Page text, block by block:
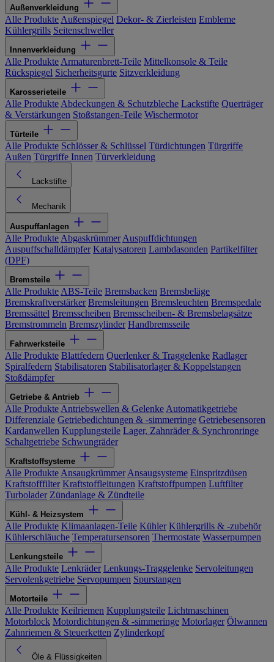
Außenverkleidung
Alle Produkte Außenspiegel Dekor- & Zierleisten Embleme
Kühlergrills Seitenschweller
Innenverkleidung
Alle Produkte Armaturenbrett-Teile Mittelkonsole & Teile
Rückspiegel Sicherheitsgurte Sitzverkleidung
Karosserieteile
Alle Produkte Abdeckungen & Schutzbleche Lackstifte Querträger
& Verstärkungen Stoßstangen-Teile Wischermotor
Türteile
Alle Produkte Schlösser & Schlüssel Türdichtungen Türgriffe
Außen Türgriffe Innen Türverkleidung
Lackstifte
Mechanik
Auspuffanlagen
Alle Produkte Abgaskrümmer Auspuffdichtungen
Auspuffschalldämpfer Katalysatoren Lambdasonden Partikelfilter
(DPF)
Bremsteile
Alle Produkte ABS-Teile Bremsbacken Bremsbeläge
Bremskraftverstärker Bremsleitungen Bremsleuchten Bremspedale
Bremssättel Bremsscheiben Bremsscheiben- & Bremsbelagsätze
Bremstrommeln Bremszylinder Handbremsseile
Fahrwerksteile
Alle Produkte Blattfedern Querlenker & Traggelenke Radlager
Spiralfedern Stabilisatoren Stabilisatorlager & Koppelstangen
Stoßdämpfer
Getriebe & Antrieb
Alle Produkte Antriebswellen & Gelenke Automatikgetriebe
Differenziale Getriebedichtungen & -simmerringe Getriebesensoren
Kardanwellen Kupplungsteile Lager, Zahnräder & Synchronringe
Schaltgetriebe Schwungräder
Kraftstoffsysteme
Alle Produkte Ansaugkrümmer Ansaugsysteme Einspritzdüsen
Kraftstofffilter Kraftstoffleitungen Kraftstoffpumpen Luftfilter
Turbolader Zündanlage & Zündteile
Kühl- & Heizsystem
Alle Produkte Klimaanlagen-Teile Kühler Kühlergrills & -zubehör
Kühlerschläuche Temperatursensoren Thermostate Wasserpumpen
Lenkungsteile
Alle Produkte Lenkräder Lenkungs-Traggelenke Servoleitungen
Servolenkgetriebe Servopumpen Spurstangen
Motorteile
Alle Produkte Keilriemen Kupplungsteile Lichtmaschinen
Motorblock Motordichtungen & -simmeringe Motorlager Ölwannen
Zahnriemen & Steuerketten Zylinderkopf
Öle & Flüssigkeiten